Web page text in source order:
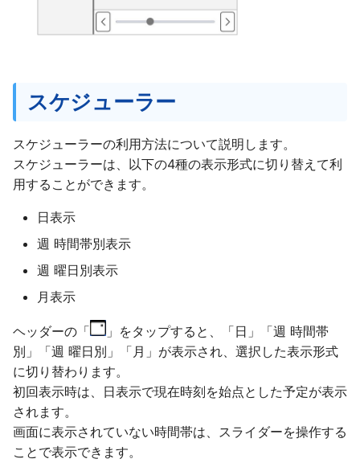
スケジューラー
スケジューラーの利用方法について説明します。
スケジューラーは、以下の4種の表示形式に切り替えて利
用することができます。
日表示
週 時間帯別表示
週 曜日別表示
月表示
ヘッダーの「
」をタップすると、「日」「週 時間帯
別」「週 曜日別」「月」が表示され、選択した表示形式
に切り替わります。
初回表⽰時は、日表示で現在時刻を始点とした予定が表⽰
されます。
画面に表示されていない時間帯は、スライダーを操作する
ことで表示できます。